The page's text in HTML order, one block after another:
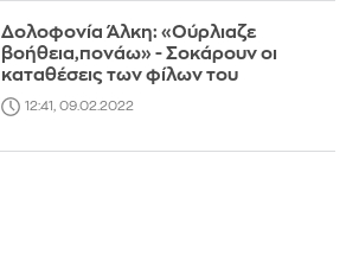
Δολοφονία Άλκη: «Ούρλιαζε
βοήθεια,πονάω» - Σοκάρουν οι
καταθέσεις των φίλων του
12:41, 09.02.2022